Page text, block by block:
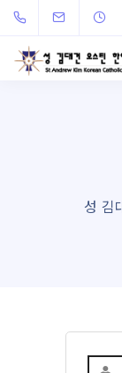
성 김